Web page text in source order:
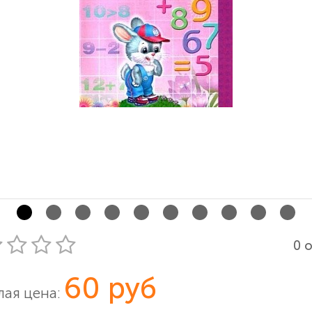
0
цена: 60 руб